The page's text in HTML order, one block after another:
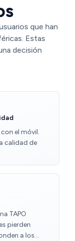
que han
Estas
decisión
el móvil.
calidad de
TAPO
pierden
a los